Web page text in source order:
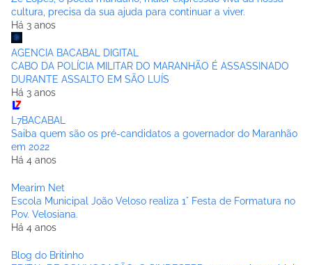
cultura, precisa da sua ajuda para continuar a viver.
Há 3 anos
AGENCIA BACABAL DIGITAL
CABO DA POLÍCIA MILITAR DO MARANHÃO É ASSASSINADO
DURANTE ASSALTO EM SÃO LUÍS
Há 3 anos
L7BACABAL
Saiba quem são os pré-candidatos a governador do Maranhão
em 2022
Há 4 anos
Mearim Net
Escola Municipal João Veloso realiza 1° Festa de Formatura no
Pov. Velosiana.
Há 4 anos
Blog do Britinho